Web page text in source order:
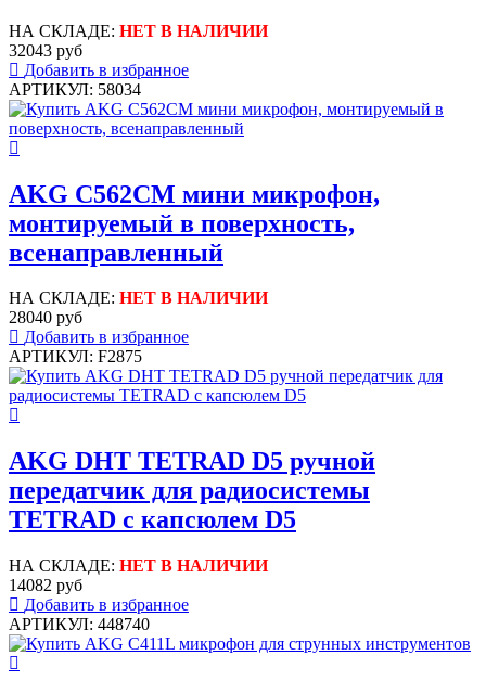
НА СКЛАДЕ: НЕТ В НАЛИЧИИ
32043 руб
Добавить в избранное
АРТИКУЛ: 58034
AKG C562CM мини микрофон,
монтируемый в поверхность,
всенаправленный
НА СКЛАДЕ: НЕТ В НАЛИЧИИ
28040 руб
Добавить в избранное
АРТИКУЛ: F2875
AKG DHT TETRAD D5 ручной
передатчик для радиосистемы
TETRAD с капсюлем D5
НА СКЛАДЕ: НЕТ В НАЛИЧИИ
14082 руб
Добавить в избранное
АРТИКУЛ: 448740